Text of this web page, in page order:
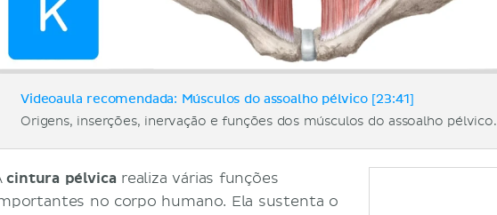
Videoaula recomendada: Músculos do assoalho pélvico [23:41]
Origens, inserções, inervação e funções dos músculos do assoalho pélvico.
cintura pélvica realiza várias funções
no corpo humano. Ela sustenta o